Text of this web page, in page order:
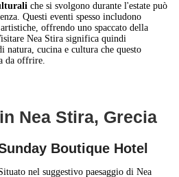
che si svolgono durante l'estate può
Questi eventi spesso includono
offrendo uno spaccato della
Nea Stira significa quindi
natura, cucina e cultura che questo
da offrire.
Nea Stira, Grecia
Boutique Hotel
nel suggestivo paesaggio di Nea